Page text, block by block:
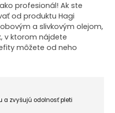
profesionál! Ak ste
od produktu Hagi
a slivkovým olejom,
v ktorom nájdete
môžete od neho
zvyšujú odolnosť pleti